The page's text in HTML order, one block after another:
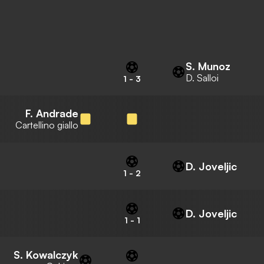
1 - 3
S. Munoz
D. Salloi
F. Andrade
Cartellino giallo
1 - 2
D. Joveljic
1 - 1
D. Joveljic
S. Kowalczyk